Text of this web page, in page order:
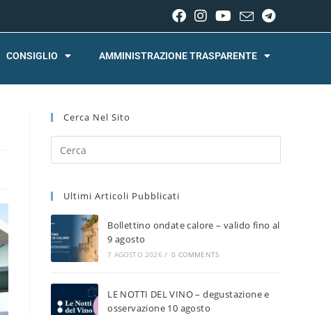
CONSIGLIO AMMINISTRAZIONE TRASPARENTE
Cerca Nel Sito
Ultimi Articoli Pubblicati
Bollettino ondate calore – valido fino al
9 agosto
7 AGOSTO 2026 / 0 COMMENTS
LE NOTTI DEL VINO – degustazione e
osservazione 10 agosto